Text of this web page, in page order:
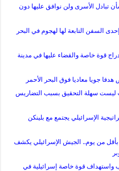
تبادل الأسرى ولن نوافق عليها دون
السفن التابعة لها لهجوم في البحر
قوة خاصة والقضاء عليها في مدينة
جويا معاديا فوق البحر الأحمر
ليست سهلة التحقيق بسبب التضاريس
الإسرائيلي يجتمع مع بلينكن
بأقل من يوم.. الجيش الإسرائيلي يكشف
واستهداف قوة خاصة إسرائيلية في